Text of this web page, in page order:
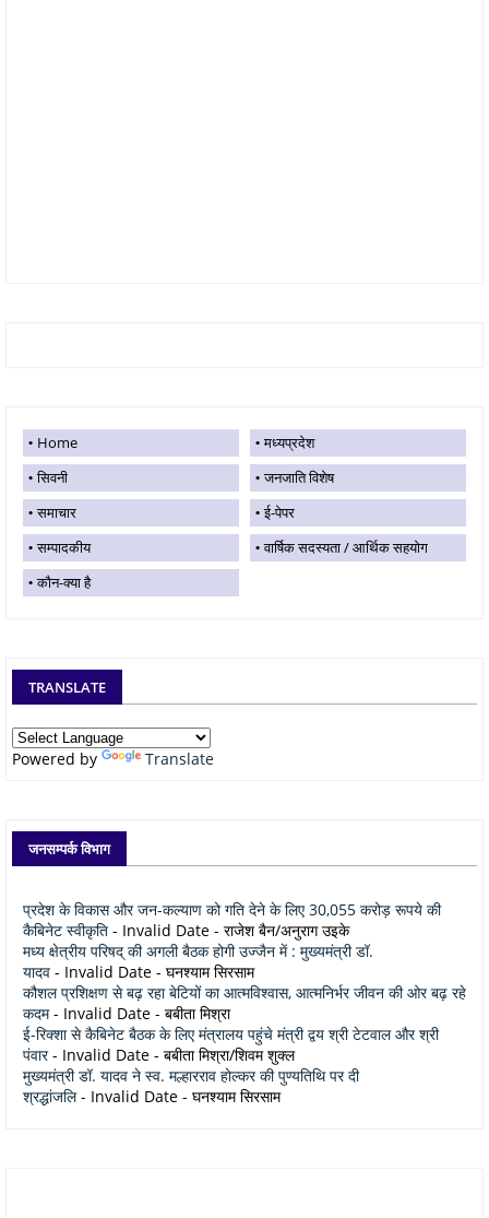
Home
मध्यप्रदेश
सिवनी
जनजाति विशेष
समाचार
ई-पेपर
सम्पादकीय
वार्षिक सदस्यता / आर्थिक सहयोग
कौन-क्या है
TRANSLATE
Powered by Translate
जनसम्पर्क विभाग
प्रदेश के विकास और जन-कल्याण को गति देने के लिए 30,055 करोड़ रूपये की
कैबिनेट स्वीकृति - Invalid Date - राजेश बैन/अनुराग उइके
मध्य क्षेत्रीय परिषद् की अगली बैठक होगी उज्जैन में : मुख्यमंत्री डॉ.
यादव - Invalid Date - घनश्याम सिरसाम
कौशल प्रशिक्षण से बढ़ रहा बेटियों का आत्मविश्वास, आत्मनिर्भर जीवन की ओर बढ़ रहे
कदम- Invalid Date - बबीता मिश्रा
ई-रिक्शा से कैबिनेट बैठक के लिए मंत्रालय पहुंचे मंत्री द्वय श्री टेटवाल और श्री
पंवार- Invalid Date - बबीता मिश्रा/शिवम शुक्ल
मुख्यमंत्री डॉ. यादव ने स्व. मल्हारराव होल्कर की पुण्यतिथि पर दी
श्रद्धांजलि- Invalid Date - घनश्याम सिरसाम